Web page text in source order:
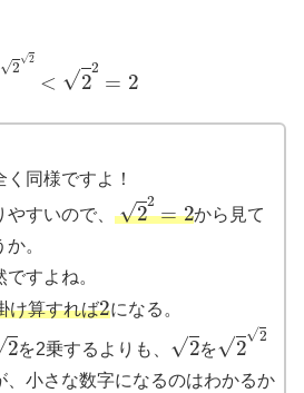
22
く同様ですよ！
やすいので、
2=
から見て
。
すよね。
け算すれば
2
になる。
を2乗するよりも、 を
2
、小さな数字になるのはわかるか